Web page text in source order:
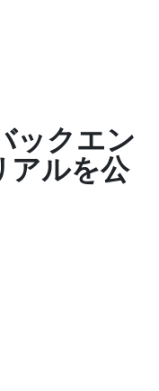
ックエン
アルを公